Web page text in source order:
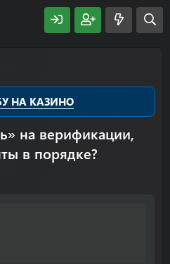
НА КАЗИНО
на верификации,
в порядке?